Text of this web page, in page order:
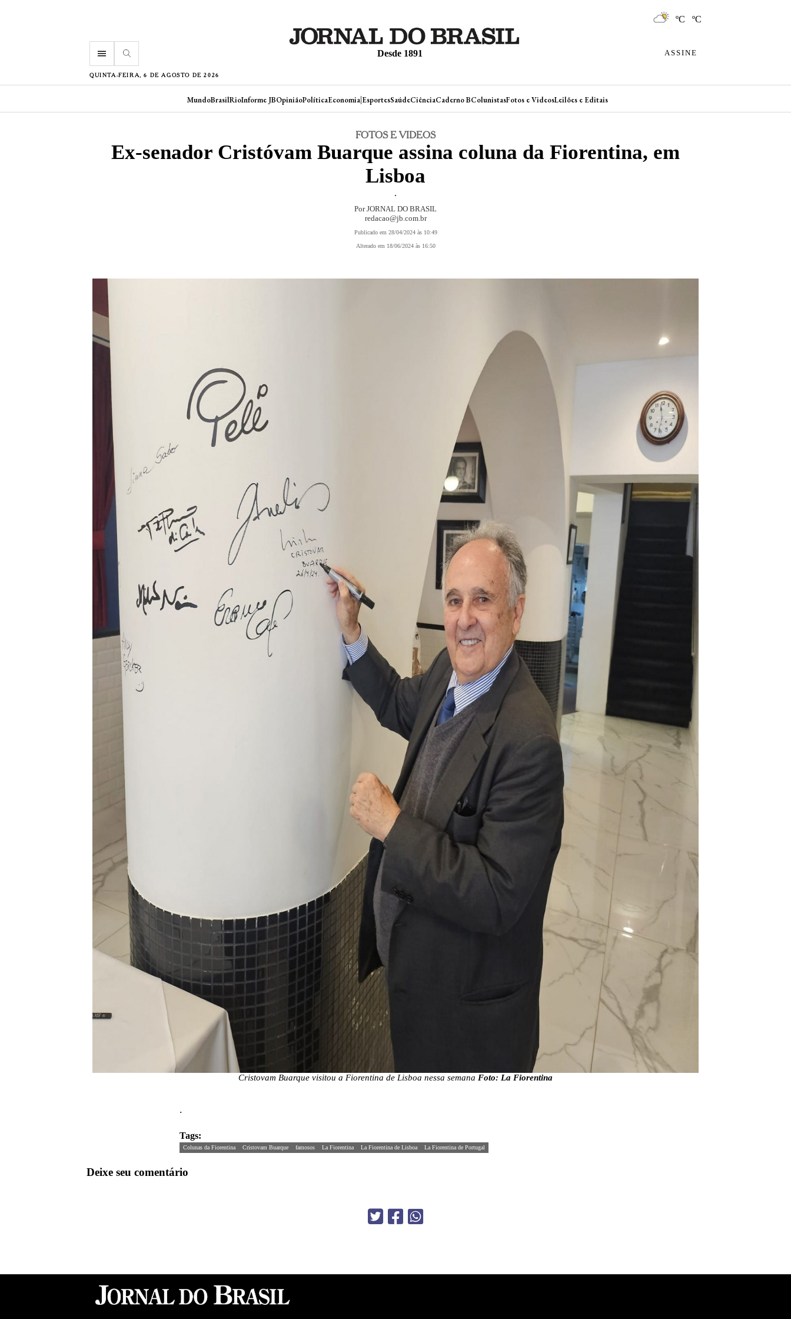
ºC ºC
menu Desde 1891 ASSINE
QUINTA-FEIRA, 6 DE AGOSTO DE 2026
MundoBrasilRioInforme JBOpiniãoPolíticaEconomia|EsportesSaúdeCiênciaCaderno BColunistasFotos e VideosLeilões e Editais
FOTOS E VIDEOS
Ex-senador Cristóvam Buarque assina coluna da Fiorentina, em
Lisboa
.
Por JORNAL DO BRASIL
redacao@jb.com.br
Publicado em 28/04/2024 às 10:49
Alterado em 18/06/2024 às 16:50
Cristovam Buarque visitou a Fiorentina de Lisboa nessa semana Foto: La Fiorentina
.
Tags:
Colunas da Fiorentina Cristovam Buarque famosos La Fiorentina La Fiorentina de Lisboa La Fiorentina de Portugal
Deixe seu comentário